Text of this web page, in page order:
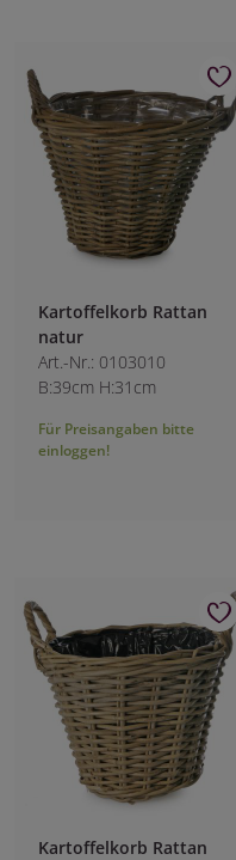
Kartoffelkorb Rattan
natur
Art.-Nr.: 0103010
B:39cm H:31cm
Für Preisangaben bitte
einloggen!
Kartoffelkorb Rattan